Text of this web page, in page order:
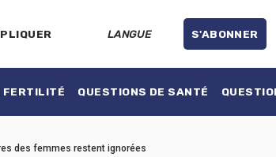
LANGUE S'ABONNER
FERTILITÉ QUESTIONS DE SANTÉ
des femmes restent ignorées